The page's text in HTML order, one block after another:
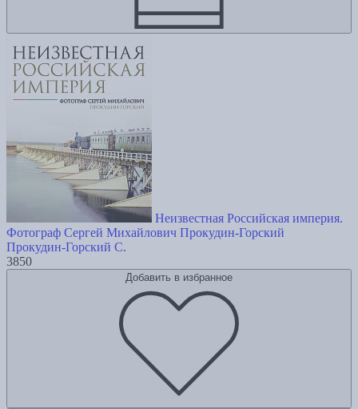
Неизвестная Российская империя.
Фотограф Сергей Михайлович Прокудин-Горский
Прокудин-Горский С.
3850
Добавить в избранное